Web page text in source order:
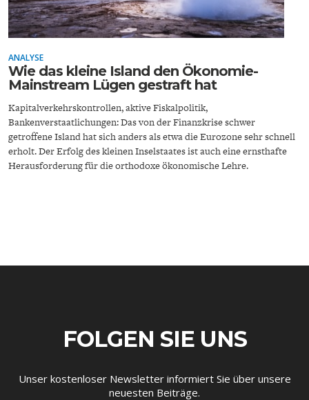
ANALYSE
Wie das kleine Island den Ökonomie-
Mainstream Lügen gestraft hat
Kapitalverkehrskontrollen, aktive Fiskalpolitik,
Bankenverstaatlichungen: Das von der Finanzkrise schwer
getroffene Island hat sich anders als etwa die Eurozone sehr schnell
erholt. Der Erfolg des kleinen Inselstaates ist auch eine ernsthafte
Herausforderung für die orthodoxe ökonomische Lehre.
FOLGEN SIE UNS
Unser kostenloser Newsletter informiert Sie über unsere
neuesten Beiträge.